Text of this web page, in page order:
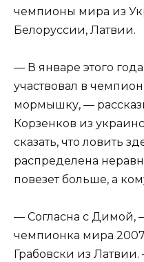
чемпионы мира из
Белоруссии, Латвии.
— В январе этого
участвовал в
мормышку, —
Корзенков из
сказать, что ловить
распределена
повезет больше, а
— Согласна с Димой,
чемпионка мира
Грабовски из